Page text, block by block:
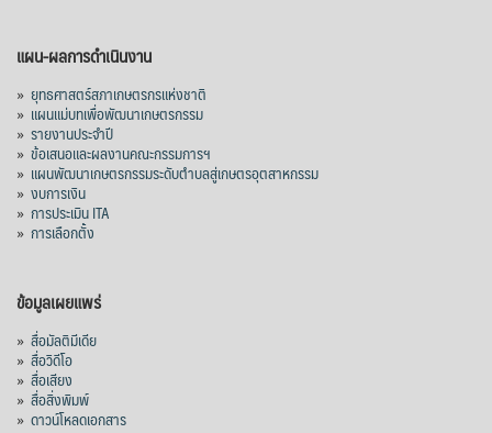
แผน-ผลการดำเนินงาน
» ยุทธศาสตร์สภาเกษตรกรแห่งชาติ
» แผนแม่บทเพื่อพัฒนาเกษตรกรรม
» รายงานประจำปี
» ข้อเสนอและผลงานคณะกรรมการฯ
» แผนพัฒนาเกษตรกรรมระดับตำบลสู่เกษตรอุตสาหกรรม
» งบการเงิน
» การประเมิน ITA
» การเลือกตั้ง
ข้อมูลเผยแพร่
» สื่อมัลติมีเดีย
» สื่อวิดีโอ
» สื่อเสียง
» สื่อสิ่งพิมพ์
» ดาวน์โหลดเอกสาร